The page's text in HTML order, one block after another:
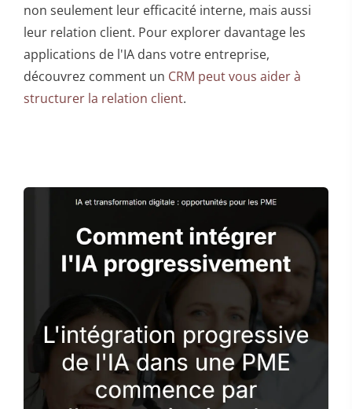
non seulement leur efficacité interne, mais aussi
leur relation client. Pour explorer davantage les
applications de l'IA dans votre entreprise,
découvrez comment un CRM peut vous aider à
structurer la relation client.